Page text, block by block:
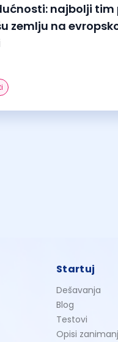
najbolji
zemlju na
Startuj
Dešavanja
Blog
Testovi
Opisi